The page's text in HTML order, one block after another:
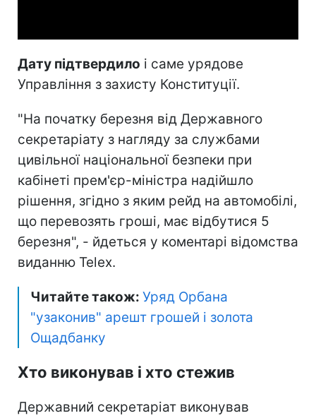
Дату підтвердило і саме урядове
Управління з захисту Конституції.
"На початку березня від Державного
секретаріату з нагляду за службами
цивільної національної безпеки при
кабінеті прем'єр-міністра надійшло
рішення, згідно з яким рейд на автомобілі,
що перевозять гроші, має відбутися 5
березня", - йдеться у коментарі відомства
виданню Telex.
Читайте також: Уряд Орбана
"узаконив" арешт грошей і золота
Ощадбанку
Хто виконував і хто стежив
Державний секретаріат виконував